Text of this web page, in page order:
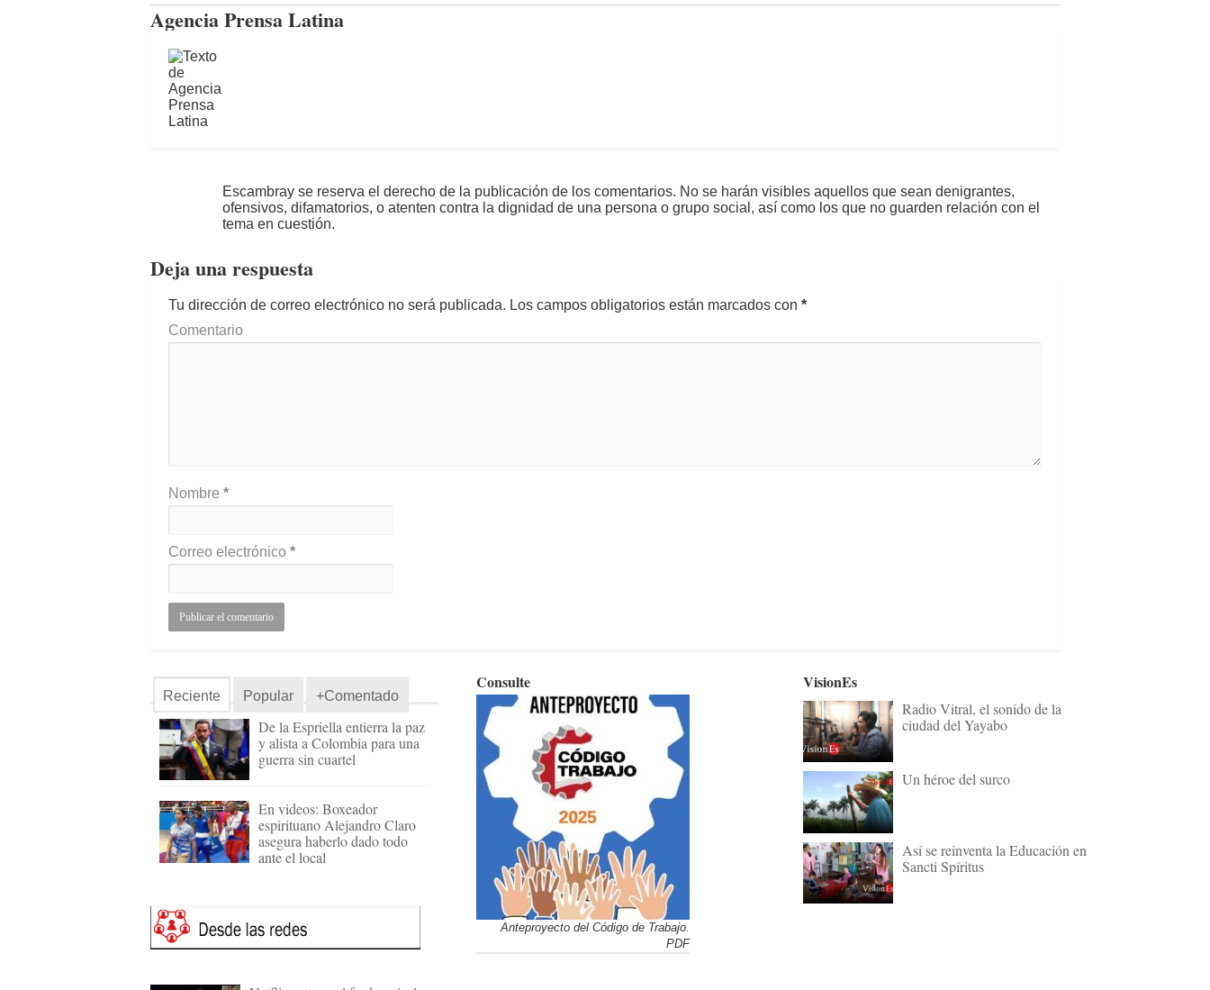
Agencia Prensa Latina
Escambray se reserva el derecho de la publicación de los comentarios. No se harán visibles aquellos que sean denigrantes,
ofensivos, difamatorios, o atenten contra la dignidad de una persona o grupo social, así como los que no guarden relación con el
tema en cuestión.
Deja una respuesta
Tu dirección de correo electrónico no será publicada. Los campos obligatorios están marcados con *
Comentario
Nombre *
Correo electrónico *
Reciente Popular +Comentado
De la Espriella entierra la paz
y alista a Colombia para una
guerra sin cuartel
En videos: Boxeador
espirituano Alejandro Claro
asegura haberlo dado todo
ante el local
Consulte
Anteproyecto del Código de Trabajo.
PDF
VisionEs
Radio Vitral, el sonido de la
ciudad del Yayabo
Un héroe del surco
Así se reinventa la Educación en
Sancti Spíritus